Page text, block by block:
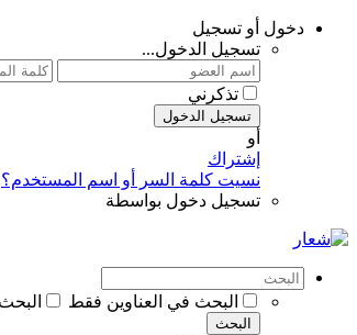
دخول أو تسجيل
تسجيل الدخول...
تذكرني
تسجيل الدخول
أو
إشتراك
نسيت كلمة السر أو اسم المستخدم؟
تسجيل دخول بواسطة
البحث في العناوين فقط
البحث